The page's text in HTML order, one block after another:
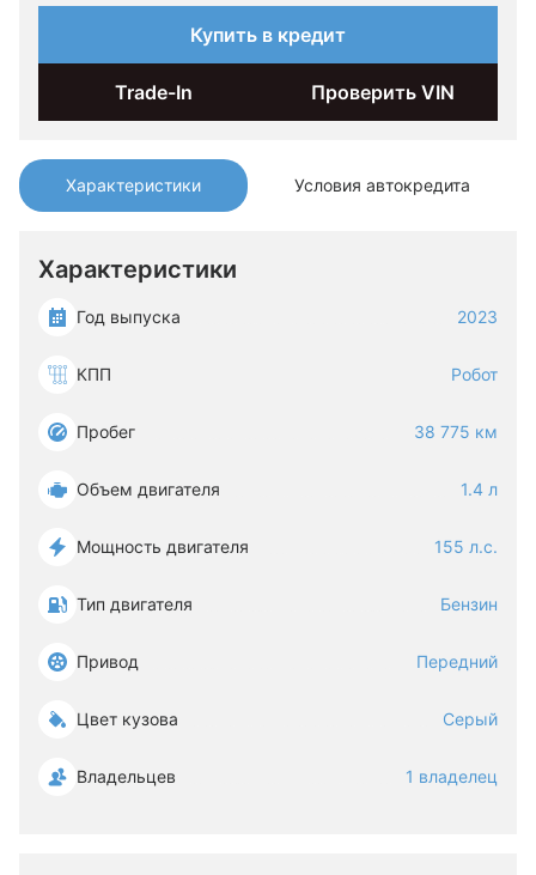
Характеристики Условия автокредита
Характеристики
Год выпуска 2023
КПП Робот
Пробег 38 775 км
Объем двигателя 1.4 л
Мощность двигателя 155 л.с.
Тип двигателя Бензин
Привод Передний
Цвет кузова Серый
Владельцев 1 владелец
Купить в кредит
Trade-In Проверить VIN